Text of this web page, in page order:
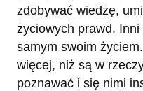
zdobywać wiedzę,
życiowych prawd. Inni
samym swoim
więcej, niż są w
poznawać i się nimi